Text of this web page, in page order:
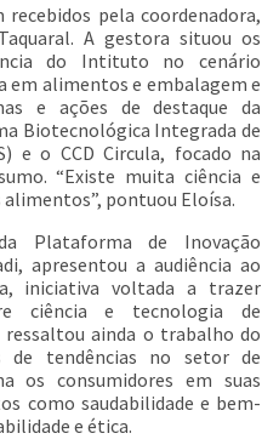
pela coordenadora,
A gestora situou os
do Intituto no cenário
em alimentos e embalagem e
e ações de destaque da
Biotecnológica Integrada de
e o CCD Circula, focado na
“Existe muita ciência e
pontuou Eloísa.
Plataforma de Inovação
apresentou a audiência ao
iniciativa voltada a trazer
ciência e tecnologia de
ainda o trabalho do
tendências no setor de
os consumidores em suas
como saudabilidade e bem-
e ética.